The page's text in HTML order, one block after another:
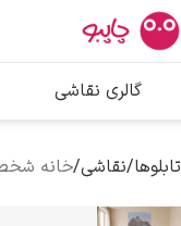
گالری نقاشی
تابلوها/نقاشی/خانه